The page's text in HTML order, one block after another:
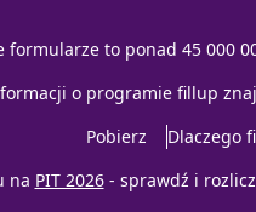
formularze to ponad 45 000
o programie fillup
Pobierz
Dlaczego
na PIT 2026 - sprawdź i rozlicz